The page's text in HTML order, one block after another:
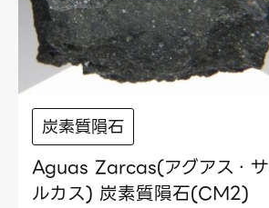
炭素質隕石
Aguas Zarcas(アグアス・サ
ルカス) 炭素質隕石(CM2)